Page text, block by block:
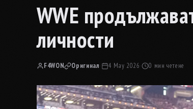
WWE
личности
F4WON Оригинал· 4 May 2026· 0 мин четене